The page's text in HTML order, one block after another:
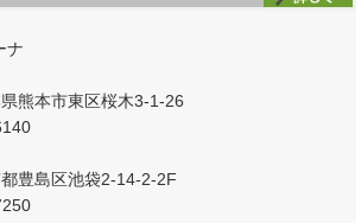
ナ
熊本市東区桜木3-1-26
豊島区池袋2-14-2-2F